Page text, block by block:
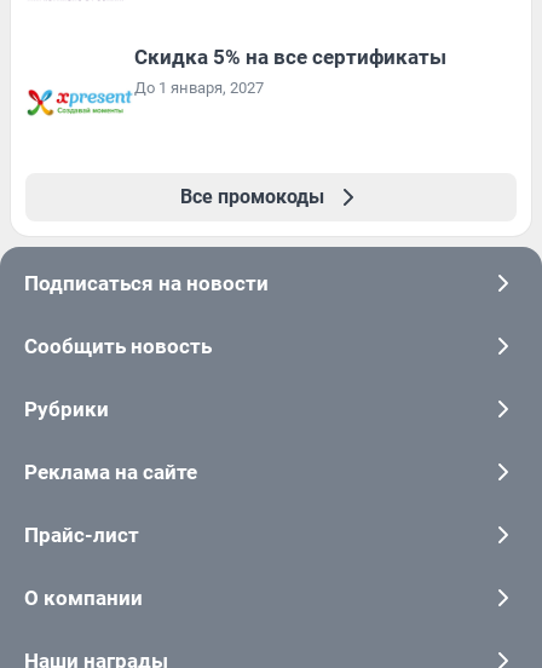
Скидка 5% на все сертификаты
До 1 января, 2027
Все промокоды
Подписаться на новости
Сообщить новость
Рубрики
Реклама на сайте
Прайс-лист
О компании
Наши награды